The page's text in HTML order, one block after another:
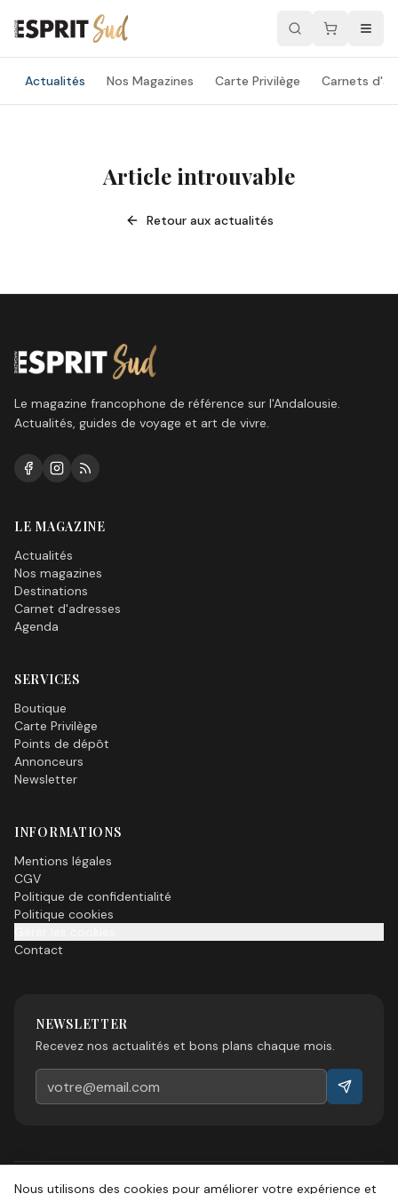
Actualités Nos Magazines Carte Privilège Carnets
Article introuvable
Retour aux actualités
Le magazine francophone de référence sur l'Andalousie.
Actualités, guides de voyage et art de vivre.
LE MAGAZINE
Actualités
Nos magazines
Destinations
Carnet d'adresses
Agenda
SERVICES
Boutique
Carte Privilège
Points de dépôt
Annonceurs
Newsletter
INFORMATIONS
Mentions légales
CGV
Politique de confidentialité
Politique cookies
Contact
NEWSLETTER
Recevez nos actualités et bons plans chaque mois.
Nous utilisons des cookies pour améliorer votre expérience et